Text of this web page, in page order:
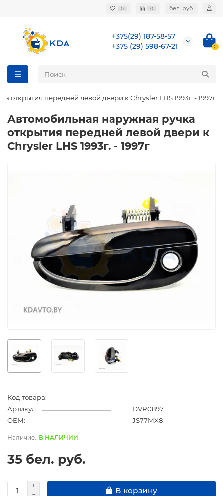
0 0 бел. руб.
+375(29) 187-58-57
+375 (29) 598-67-21
0
открытия передней левой двери к Chrysler LHS 1993г. - 1997г
Автомобильная наружная ручка
открытия передней левой двери к
Chrysler LHS 1993г. - 1997г
Код товара:
Артикул:
DVR0897
OEM:
JS77MX8
В НАЛИЧИИ
35 бел. руб.
В корзину